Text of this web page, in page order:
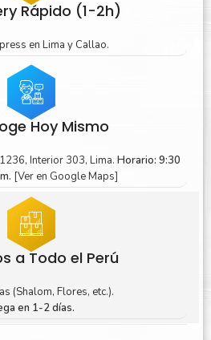
Rápido (1-2h)
en Lima y Callao.
Hoy Mismo
Interior 303, Lima. Horario: 9:30
[Ver en Google Maps]
a Todo el Perú
(Shalom, Flores, etc.).
en 1-2 días.